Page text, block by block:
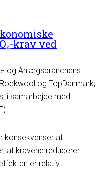
krav ved
og Anlægsbranchens
og TopDanmark,
i samarbejde med
konsekvenser af
at kravene reducerer
er relativt